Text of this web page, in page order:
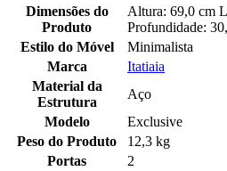
Dimensões do
Produto
Altura: 69,0 cm
Profundidade:
Estilo do Móvel
Minimalista
Marca
Itatiaia
Material da
Estrutura
Aço
Modelo
Exclusive
Peso do Produto
12,3 kg
Portas
2